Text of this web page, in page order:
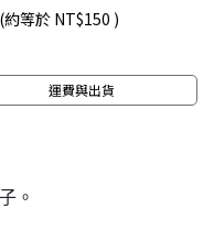
約等於NT$150 )
運費與出貨
。